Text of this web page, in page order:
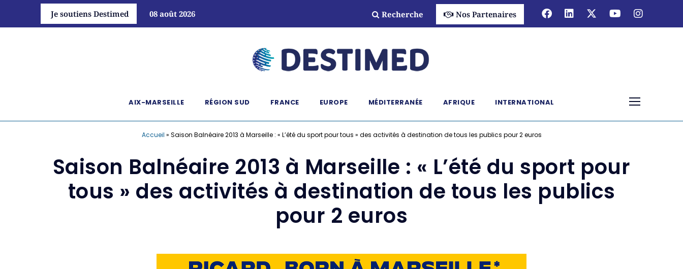
Je soutiens Destimed 08 août 2026 Recherche Nos Partenaires
AIX-MARSEILLE RÉGION SUD FRANCE EUROPE MÉDITERRANÉE AFRIQUE INTERNATIONAL
Accueil » Saison Balnéaire 2013 à Marseille : « L’été du sport pour tous » des activités à destination de tous les publics pour 2 euros
Saison Balnéaire 2013 à Marseille : « L’été du sport pour
tous » des activités à destination de tous les publics
pour 2 euros